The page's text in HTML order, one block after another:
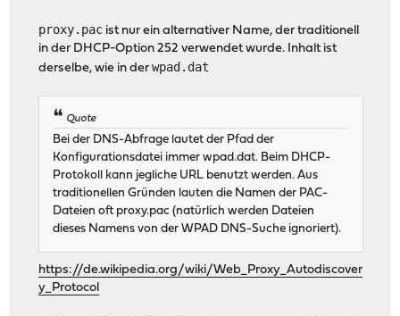
proxy.pac ist nur ein alternativer Name, der traditionell
in der DHCP-Option 252 verwendet wurde. Inhalt ist
derselbe, wie in derwpad.dat
Quote
Bei der DNS-Abfrage lautet der Pfad der
Konfigurationsdatei immer wpad.dat. Beim DHCP-
Protokoll kann jegliche URL benutzt werden. Aus
traditionellen Gründen lauten die Namen der PAC-
Dateien oft proxy.pac (natürlich werden Dateien
dieses Namens von der WPAD DNS-Suche ignoriert).
https://de.wikipedia.org/wiki/Web_Proxy_Autodiscover
y_Protocol